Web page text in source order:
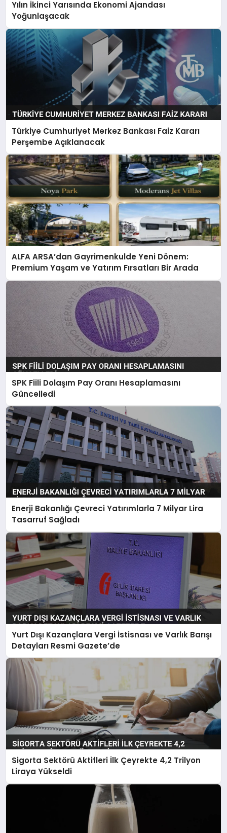
Yılın İkinci Yarısında Ekonomi Ajandası
Yoğunlaşacak
Türkiye Cumhuriyet Merkez Bankası Faiz Kararı
Perşembe Açıklanacak
ALFA ARSA’dan Gayrimenkulde Yeni Dönem:
Premium Yaşam ve Yatırım Fırsatları Bir Arada
SPK Fiili Dolaşım Pay Oranı Hesaplamasını
Güncelledi
Enerji Bakanlığı Çevreci Yatırımlarla 7 Milyar Lira
Tasarruf Sağladı
Yurt Dışı Kazançlara Vergi İstisnası ve Varlık Barışı
Detayları Resmi Gazete’de
Sigorta Sektörü Aktifleri İlk Çeyrekte 4,2 Trilyon
Liraya Yükseldi